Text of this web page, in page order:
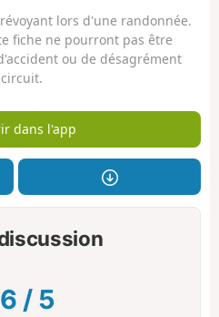
lors d'une randonnée.
fiche ne pourront pas être
ou de désagrément
dans l'app
/ 5